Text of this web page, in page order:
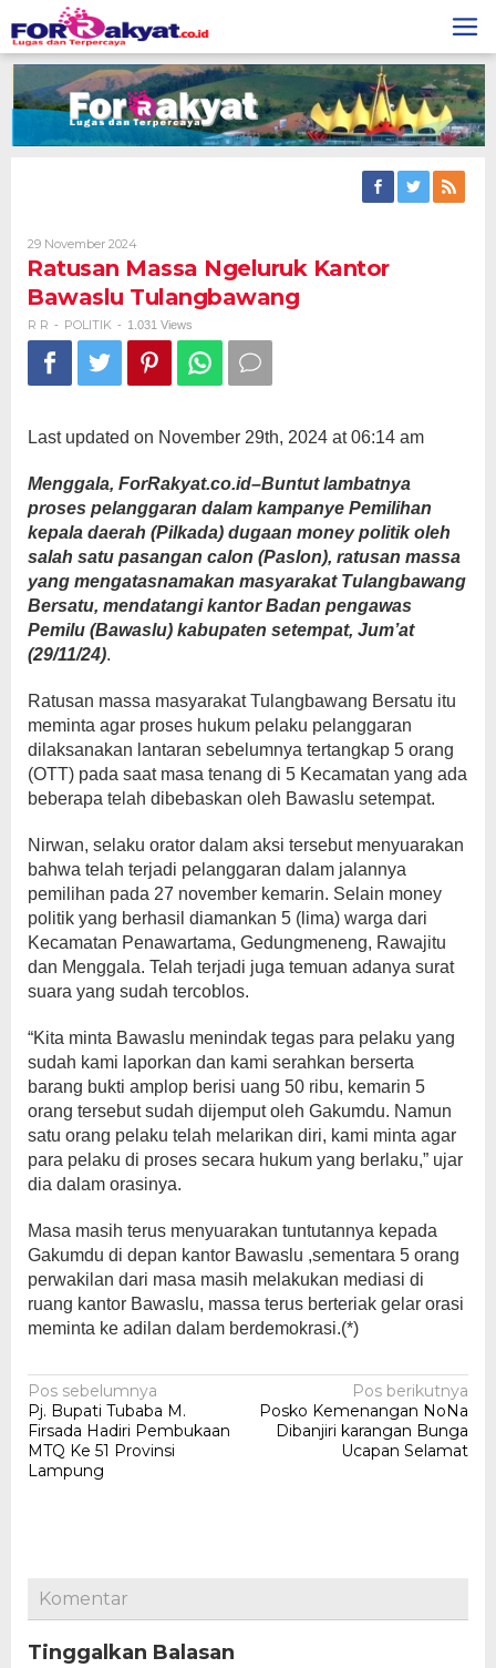
to
content
29 November 2024Oleh
R
R
Ratusan Massa Ngeluruk Kantor
Bawaslu Tulangbawang
R R - POLITIK - 1.031 Views
Last updated on November 29th, 2024 at 06:14 am
Menggala, ForRakyat.co.id–Buntut lambatnya
proses pelanggaran dalam kampanye Pemilihan
kepala daerah (Pilkada) dugaan money politik oleh
salah satu pasangan calon (Paslon), ratusan massa
yang mengatasnamakan masyarakat Tulangbawang
Bersatu, mendatangi kantor Badan pengawas
Pemilu (Bawaslu) kabupaten setempat, Jum’at
(29/11/24).
Ratusan massa masyarakat Tulangbawang Bersatu itu
meminta agar proses hukum pelaku pelanggaran
dilaksanakan lantaran sebelumnya tertangkap 5 orang
(OTT) pada saat masa tenang di 5 Kecamatan yang ada
beberapa telah dibebaskan oleh Bawaslu setempat.
Nirwan, selaku orator dalam aksi tersebut menyuarakan
bahwa telah terjadi pelanggaran dalam jalannya
pemilihan pada 27 november kemarin. Selain money
politik yang berhasil diamankan 5 (lima) warga dari
Kecamatan Penawartama, Gedungmeneng, Rawajitu
dan Menggala. Telah terjadi juga temuan adanya surat
suara yang sudah tercoblos.
“Kita minta Bawaslu menindak tegas para pelaku yang
sudah kami laporkan dan kami serahkan berserta
barang bukti amplop berisi uang 50 ribu, kemarin 5
orang tersebut sudah dijemput oleh Gakumdu. Namun
satu orang pelaku telah melarikan diri, kami minta agar
para pelaku di proses secara hukum yang berlaku,” ujar
dia dalam orasinya.
Masa masih terus menyuarakan tuntutannya kepada
Gakumdu di depan kantor Bawaslu ,sementara 5 orang
perwakilan dari masa masih melakukan mediasi di
ruang kantor Bawaslu, massa terus berteriak gelar orasi
meminta ke adilan dalam berdemokrasi.(*)
Navigasi
pos
Pos sebelumnya
Pj. Bupati Tubaba M.
Firsada Hadiri Pembukaan
MTQ Ke 51 Provinsi
Lampung
Pos berikutnya
Posko Kemenangan NoNa
Dibanjiri karangan Bunga
Ucapan Selamat
Komentar
Tinggalkan Balasan